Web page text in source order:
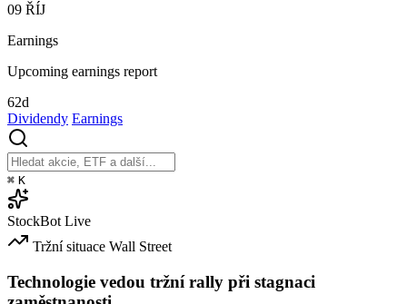
09 ŘÍJ
Earnings
Upcoming earnings report
62d
Dividendy Earnings
⌘ K
StockBot Live
Tržní situace Wall Street
Technologie vedou tržní rally při stagnaci